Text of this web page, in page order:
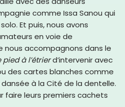
comme Issa Sanou qui
Et puis, nous avons
en voie de
nous accompagnons dans le
pied à l’étrierd’intervenir avec
des cartes blanches comme
à la Cité de la dentelle.
faire leurs premiers cachets